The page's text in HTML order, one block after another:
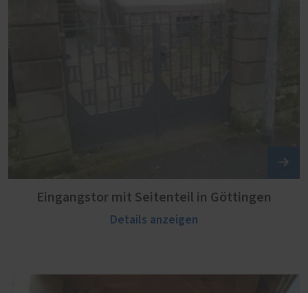
Eingangstor mit Seitenteil in Göttingen
Details anzeigen